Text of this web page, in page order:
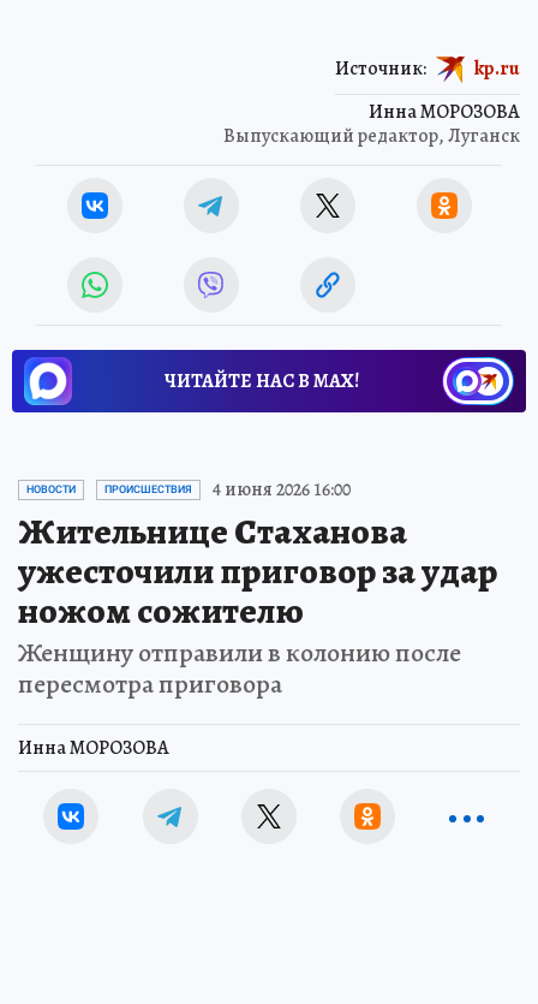
Инна МОРОЗОВА
Выпускающий редактор, Луганск
Источник: kp.ru
ЧИТАЙТЕ НАС В МАХ!
НОВОСТИ ПРОИСШЕСТВИЯ 4 июня 2026 16:00
Жительнице Стаханова
ужесточили приговор за удар
ножом сожителю
Женщину отправили в колонию после
пересмотра приговора
Инна МОРОЗОВА